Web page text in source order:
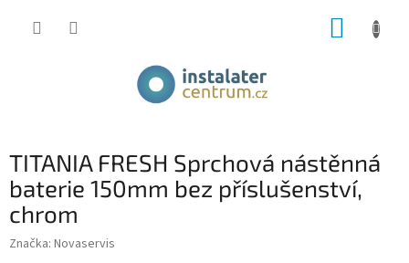
TITANIA FRESH Sprchová nástěnná
baterie 150mm bez příslušenství,
chrom
Značka: Novaservis